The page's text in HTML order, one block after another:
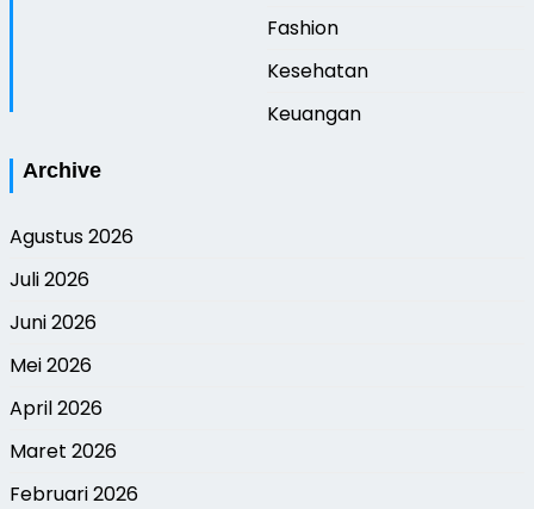
Fashion
Kesehatan
Keuangan
Archive
Agustus 2026
Juli 2026
Juni 2026
Mei 2026
April 2026
Maret 2026
Februari 2026